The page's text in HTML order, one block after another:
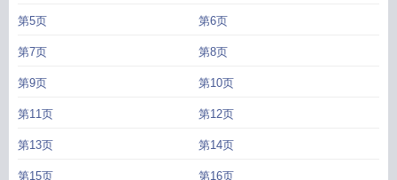
皇子落水
娘娘她总是不上进晋江
不上进类似的宫斗文
娘娘她总是不上进百度娘娘她总是不上进 雪中回眸讲的什
么娘娘她总是不上进沈初柳结局 娘娘她总是不上进有声书
第5页 第6页
第7页 第8页
第9页 第10页
第11页 第12页
第13页 第14页
第15页 第16页